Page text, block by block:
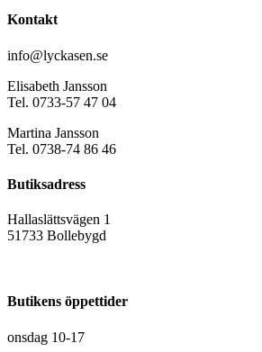
Kontakt
info@lyckasen.se
Elisabeth Jansson
Tel. 0733-57 47 04
Martina Jansson
Tel. 0738-74 86 46
Butiksadress
Hallaslättsvägen 1
51733 Bollebygd
Butikens öppettider
onsdag 10-17